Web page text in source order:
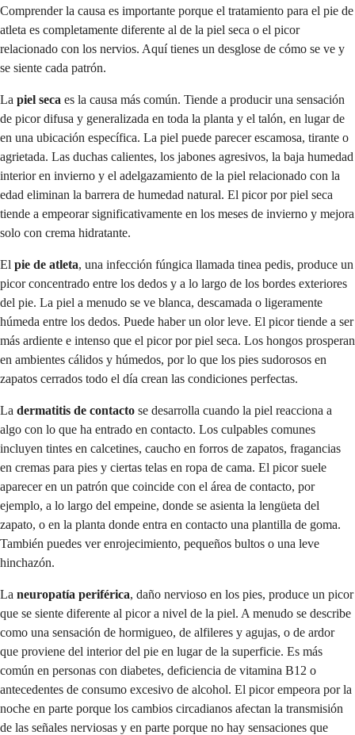
Comprender la causa es importante porque el tratamiento para el pie de
atleta es completamente diferente al de la piel seca o el picor
relacionado con los nervios. Aquí tienes un desglose de cómo se ve y
se siente cada patrón.
La piel seca es la causa más común. Tiende a producir una sensación
de picor difusa y generalizada en toda la planta y el talón, en lugar de
en una ubicación específica. La piel puede parecer escamosa, tirante o
agrietada. Las duchas calientes, los jabones agresivos, la baja humedad
interior en invierno y el adelgazamiento de la piel relacionado con la
edad eliminan la barrera de humedad natural. El picor por piel seca
tiende a empeorar significativamente en los meses de invierno y mejora
solo con crema hidratante.
El pie de atleta, una infección fúngica llamada tinea pedis, produce un
picor concentrado entre los dedos y a lo largo de los bordes exteriores
del pie. La piel a menudo se ve blanca, descamada o ligeramente
húmeda entre los dedos. Puede haber un olor leve. El picor tiende a ser
más ardiente e intenso que el picor por piel seca. Los hongos prosperan
en ambientes cálidos y húmedos, por lo que los pies sudorosos en
zapatos cerrados todo el día crean las condiciones perfectas.
La dermatitis de contacto se desarrolla cuando la piel reacciona a
algo con lo que ha entrado en contacto. Los culpables comunes
incluyen tintes en calcetines, caucho en forros de zapatos, fragancias
en cremas para pies y ciertas telas en ropa de cama. El picor suele
aparecer en un patrón que coincide con el área de contacto, por
ejemplo, a lo largo del empeine, donde se asienta la lengüeta del
zapato, o en la planta donde entra en contacto una plantilla de goma.
También puedes ver enrojecimiento, pequeños bultos o una leve
hinchazón.
La neuropatía periférica, daño nervioso en los pies, produce un picor
que se siente diferente al picor a nivel de la piel. A menudo se describe
como una sensación de hormigueo, de alfileres y agujas, o de ardor
que proviene del interior del pie en lugar de la superficie. Es más
común en personas con diabetes, deficiencia de vitamina B12 o
antecedentes de consumo excesivo de alcohol. El picor empeora por la
noche en parte porque los cambios circadianos afectan la transmisión
de las señales nerviosas y en parte porque no hay sensaciones que